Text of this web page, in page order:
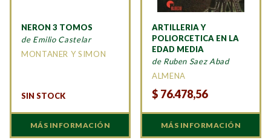
NERON 3 TOMOS
de Emilio Castelar
MONTANER Y SIMON
SIN STOCK
MÁS INFORMACIÓN
ARTILLERIA Y
POLIORCETICA EN LA
EDAD MEDIA
de Ruben Saez Abad
ALMENA
$ 76.478,56
MÁS INFORMACIÓN